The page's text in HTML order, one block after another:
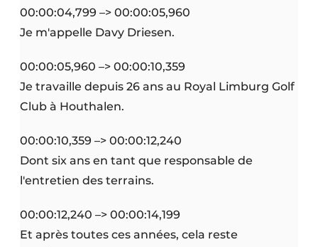
00:00:04,799 –> 00:00:05,960
Je m'appelle Davy Driesen.
00:00:05,960 –> 00:00:10,359
Je travaille depuis 26 ans au Royal Limburg Golf
Club à Houthalen.
00:00:10,359 –> 00:00:12,240
Dont six ans en tant que responsable de
l'entretien des terrains.
00:00:12,240 –> 00:00:14,199
Et après toutes ces années, cela reste